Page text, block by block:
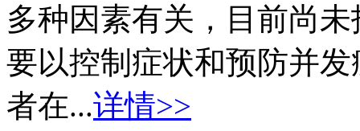
多种因素有关，目前尚
要以控制症状和预防并
者在...详情>>